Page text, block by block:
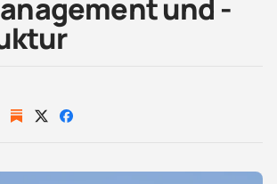
und -
Auf Auf